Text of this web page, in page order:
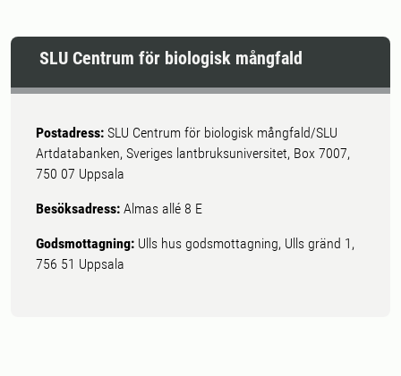
SLU Centrum för biologisk mångfald
Postadress: SLU Centrum för biologisk mångfald/SLU
Artdatabanken, Sveriges lantbruksuniversitet, Box 7007,
750 07 Uppsala
Besöksadress: Almas allé 8 E
Godsmottagning: Ulls hus godsmottagning, Ulls gränd 1,
756 51 Uppsala